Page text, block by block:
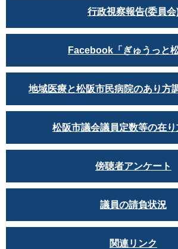
行政視察報告(委員会
Facebook「ぎゅうっと松
地域医療と松阪市民病院のあり方
松阪市議会議員定数等の在
傍聴者アンケート
議員の請負状況
関連リンク